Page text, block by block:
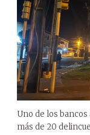
Uno de los
más de 20